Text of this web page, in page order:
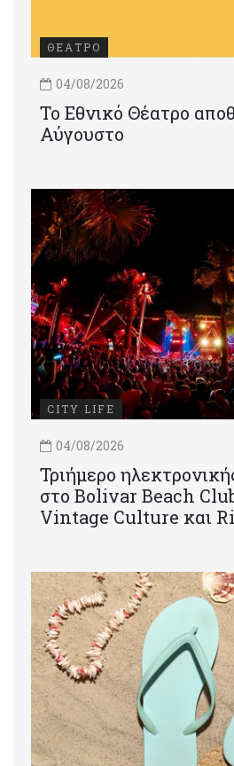
ΘΕΑΤΡΟ
04/08/2026
Το Εθνικό Θέατρο
Αύγουστο
CITY LIFE
04/08/2026
Τριήμερο
στο Bolivar Beach
Vintage Culture και